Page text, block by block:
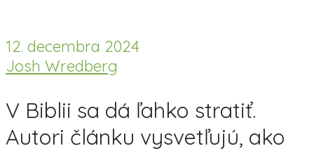
12. decembra 2024
Josh Wredberg
V Biblii sa dá ľahko stratiť.
Autori článku vysvetľujú, ako